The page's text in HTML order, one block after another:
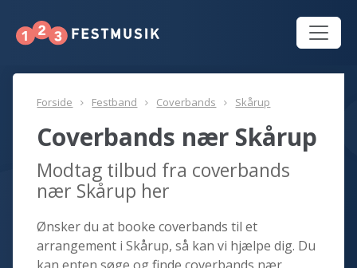
Forside Festband Coverbands Skårup
Coverbands nær Skårup
Modtag tilbud fra coverbands
nær Skårup her
Ønsker du at booke coverbands til et
arrangement i Skårup, så kan vi hjælpe dig. Du